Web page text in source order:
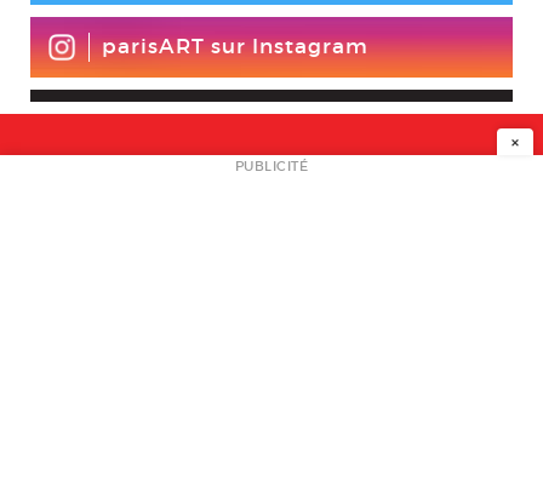
parisART sur Instagram
NEWSLETTER
×
PUBLICITÉ